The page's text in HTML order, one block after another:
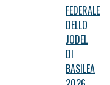
FEDERALE
DELLO
JODEL
DI
BASILEA